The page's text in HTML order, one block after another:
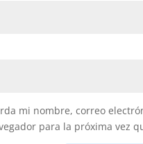
mi nombre, correo
para la próxima vez